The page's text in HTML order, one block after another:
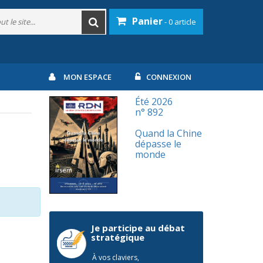
Panier- 0 article
MON ESPACE CONNEXION
Été 2026
n° 892
Quand la Chine
dépasse le
monde
Je participe au débat
stratégique
À vos claviers,